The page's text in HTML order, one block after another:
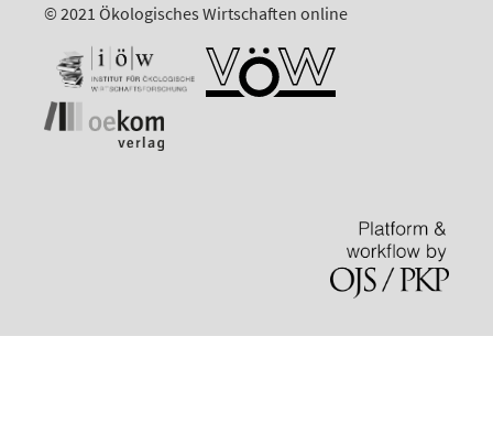
© 2021 Ökologisches Wirtschaften online